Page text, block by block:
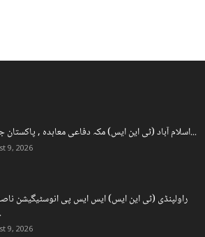
اسلام آباد (ٹی این ایس) مکہ دفاعی معاہدہ , پاکستان جوہری...
9, 2026
راولپنڈی (ٹی این ایس) ایس ایس پی انوسٹیگیشن
9, 2026